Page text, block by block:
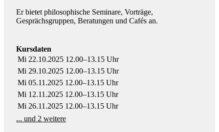
Er bietet philosophische Seminare, Vorträge,
Gesprächsgruppen, Beratungen und Cafés an.
Kursdaten
Mi 22.10.2025 12.00–13.15 Uhr
Mi 29.10.2025 12.00–13.15 Uhr
Mi 05.11.2025 12.00–13.15 Uhr
Mi 12.11.2025 12.00–13.15 Uhr
Mi 26.11.2025 12.00–13.15 Uhr
... und 2 weitere